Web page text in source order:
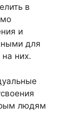
в
и
для
на них.
людям